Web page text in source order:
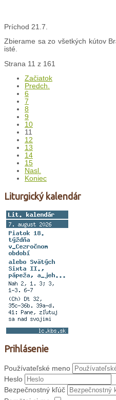
Príchod 21.7.
Zbierame sa zo všetkých kútov
isté.
Strana 11 z 161
Začiatok
Predch.
6
7
8
9
10
11
12
13
14
15
Nasl.
Koniec
Liturgický kalendár
Prihlásenie
Používateľské meno
Heslo
Bezpečnostný kľúč